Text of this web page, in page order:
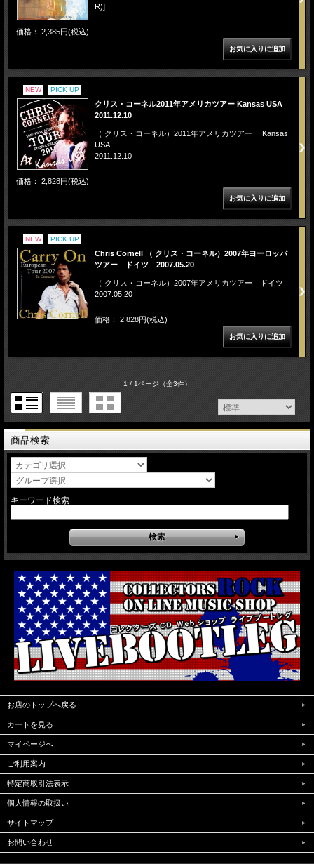
R)]
価格： 2,385円(税込)
NEW PICK UP
クリス・コーネル2011年アメリカツアー Kansas USA
2011.12.10
（ クリス・コーネル）2011年アメリカツアー Kansas
USA
2011.12.10
価格： 2,828円(税込)
NEW PICK UP
Chris Cornell （ クリス・コーネル）2007年ヨーロッパ
ツアー ドイツ 2007.05.20
（ クリス・コーネル）2007年アメリカツアー ドイツ
2007.05.20
価格： 2,828円(税込)
1 / 1ページ（全3件）
商品検索
キーワード検索
お店のトップへ戻る
カートを見る
マイページへ
ご利用案内
特定商取引法表示
個人情報の取扱い
サイトマップ
お問い合わせ